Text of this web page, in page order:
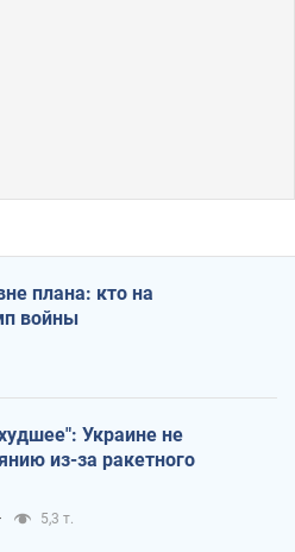
плана: кто на
войны
Украине не
из-за ракетного
5,3 т.